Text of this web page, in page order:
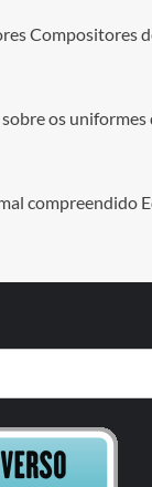
Compositores
sobre os
compreendido